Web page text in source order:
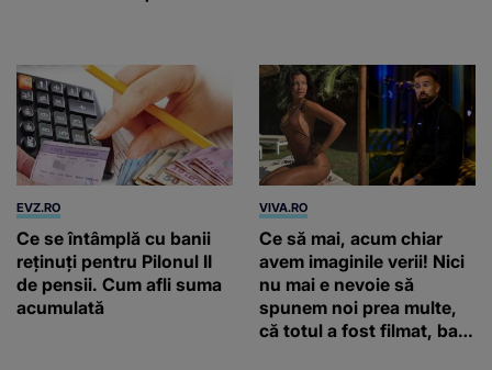
EVZ.RO
Ce se întâmplă cu banii
reținuți pentru Pilonul II
de pensii. Cum afli suma
acumulată
VIVA.RO
Ce să mai, acum chiar
avem imaginile verii! Nici
nu mai e nevoie să
spunem noi prea multe,
că totul a fost filmat, ba